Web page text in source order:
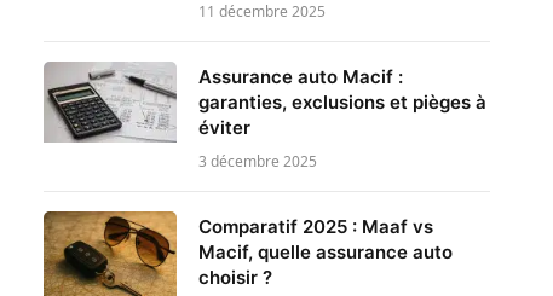
11 décembre 2025
Assurance auto Macif :
garanties, exclusions et pièges à
éviter
3 décembre 2025
Comparatif 2025 : Maaf vs
Macif, quelle assurance auto
choisir ?